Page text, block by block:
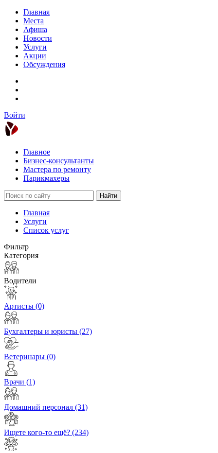
Главная
Места
Афиша
Новости
Услуги
Акции
Обсуждения
Войти
Главное
Бизнес-консультанты
Мастера по ремонту
Парикмахеры
Найти
Главная
Услуги
Список услуг
Фильтр
Категория
Водители
Артисты (0)
Бухгалтеры и юристы (27)
Ветеринары (0)
Врачи (1)
Домашний персонал (31)
Ищете кого-то ещё? (234)